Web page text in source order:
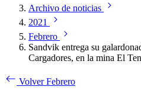
Archivo de noticias
2021
Febrero
Sandvik entrega su
Cargadores, en la mina El
Volver Febrero